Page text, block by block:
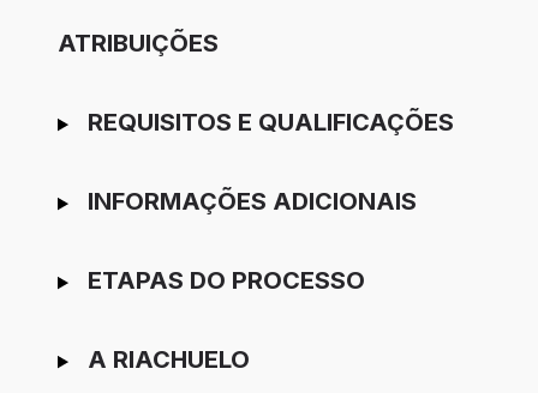
ATRIBUIÇÕES
REQUISITOS E QUALIFICAÇÕES
INFORMAÇÕES ADICIONAIS
ETAPAS DO PROCESSO
A RIACHUELO